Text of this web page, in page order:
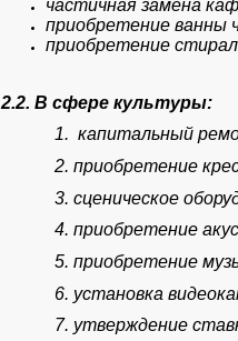
частичная замена
приобретение ванны
приобретение
2.2. В сфере культуры:
1. капитальный
2. приобретение
3. сценическое
4. приобретение
5. приобретение
6. установка
7. утверждение